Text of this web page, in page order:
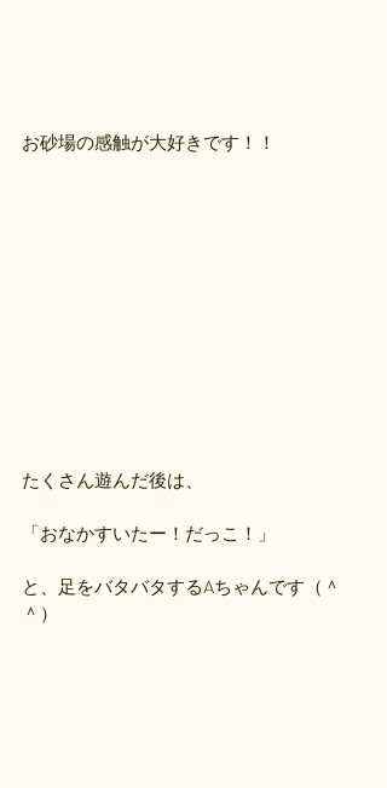
お砂場の感触が大好きです！！
たくさん遊んだ後は、
「おなかすいたー！だっこ！」
と、足をバタバタするAちゃんです（＾
＾）